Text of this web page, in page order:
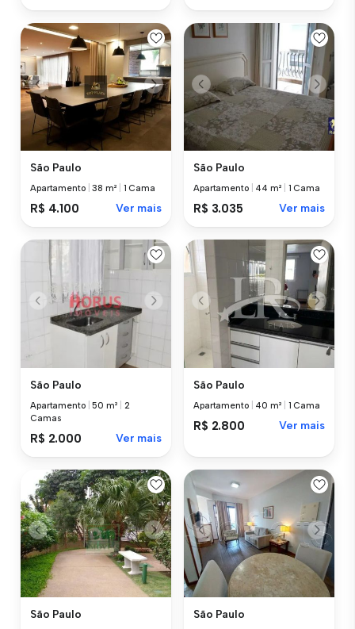
São Paulo
Apartamento |38 m² 1 Cama
R$ 4.100 Ver mais
São Paulo
Apartamento 44 m² 1 Cama
R$ 3.035 Ver mais
São Paulo
Apartamento |50 m²
2
Camas
R$ 2.000 Ver mais
São Paulo
Apartamento 40 m² 1 Cama
R$ 2.800 Ver mais
São Paulo São Paulo